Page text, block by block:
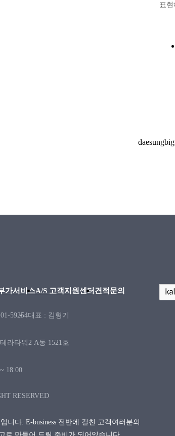
표
가서비스A/S 고객지원센터 견적문의
59254대표 : 김형기
라타워2 A동 1521호
18:00
RESERVED
니다. E-business 전반에 걸친 고객여러분의